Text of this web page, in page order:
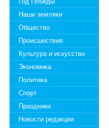
Наши земляки
Общество
Происшествия
Культура и искусство
Экономика
Политика
Спорт
Праздники
Новости редакции